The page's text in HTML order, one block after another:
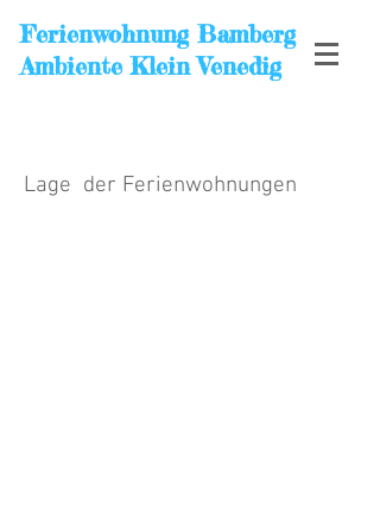
Ferienwohnung Bamberg
Ambiente Klein Venedig
Lage der Ferienwohnungen